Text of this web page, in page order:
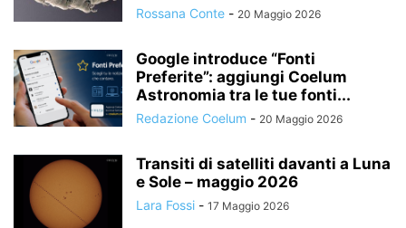
Rossana Conte - 20 Maggio 2026
Google introduce “Fonti
Preferite”: aggiungi Coelum
Astronomia tra le tue fonti...
Redazione Coelum - 20 Maggio 2026
Transiti di satelliti davanti a Luna
e Sole – maggio 2026
Lara Fossi - 17 Maggio 2026